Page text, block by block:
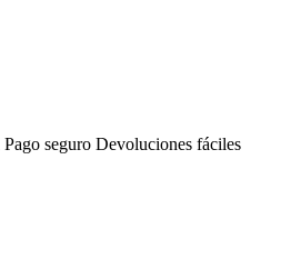
Pago seguro Devoluciones fáciles